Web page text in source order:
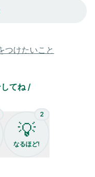
トしてね🌼
#ミルクパン
フェ
ん
つけたいこと
てね /
2
💡
なるほど!